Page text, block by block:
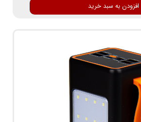
افزودن به سبد خرید